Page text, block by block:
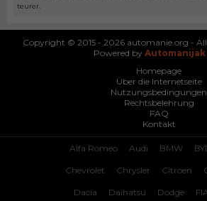
teurer.
Copyright © 2015 - 2026 automanie.org -
Powered by Automanijak
Homepage
Über die Internetseite
Nutzungsbedingungen
Rechtsbelehrung
FAQ
Kontakt
Alfa Romeo Audi BMW
Chevrolet Chrysler Citroen
Dacia Daihatsu Dodge